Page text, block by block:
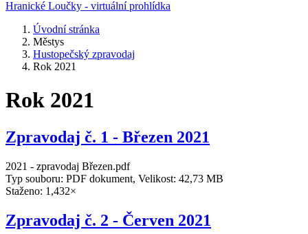
Hranické Loučky - virtuální prohlídka
Úvodní stránka
Městys
Hustopečský zpravodaj
Rok 2021
Rok 2021
Zpravodaj č. 1 - Březen 2021
2021 - zpravodaj Březen.pdf
Typ souboru: PDF dokument, Velikost: 42,73 MB
Staženo: 1,432×
Zpravodaj č. 2 - Červen 2021